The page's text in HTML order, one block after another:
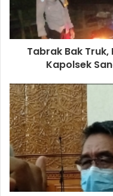
Tabrak Bak
Kapolsek